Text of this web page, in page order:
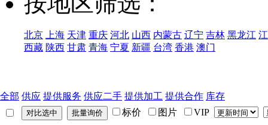
北京 上海 天津 重庆 河北 山西 内蒙古 辽宁 吉林 黑龙江
西藏 陕西 甘肃 青海 宁夏 新疆 台湾 香港 澳门
全部 供应 提供服务 供应二手 提供加工 提供合作 库存
标价
图片 VIP